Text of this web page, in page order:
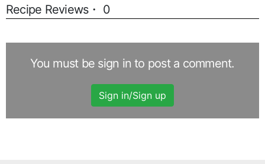
Recipe Reviews・ 0
You must be sign in to post a comment.
Sign in/Sign up